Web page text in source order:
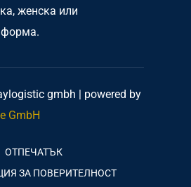
женска или
форма.
gmbh | powered by
GmbH
ОТПЕЧАТЪК
ЗА ПОВЕРИТЕЛНОСТ